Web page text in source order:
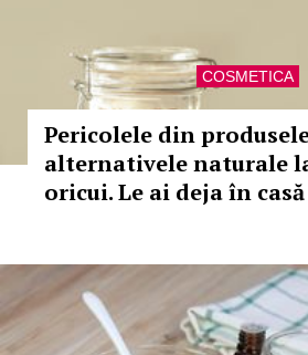
COSMETICA
Pericolele din
alternativele naturale
oricui. Le ai deja în casă